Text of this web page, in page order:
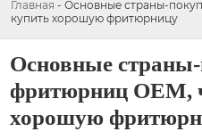
Главная - Основные страны-
купить хорошую фритюрницу
Основные
фритюрниц OEM,
хорошую